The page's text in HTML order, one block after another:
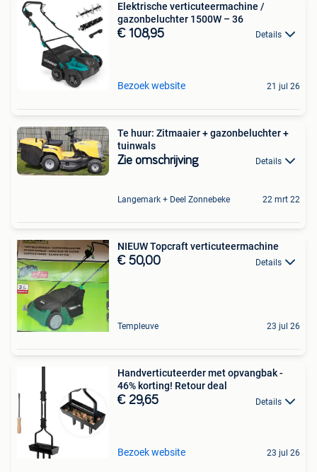
Elektrische verticuteermachine /
gazonbeluchter 1500W – 36
€ 108,95 Details
Bezoek website 21 jul 26
Te huur: Zitmaaier + gazonbeluchter +
tuinwals
Zie omschrijving Details
Langemark + Deel Zonnebeke 22 mrt 22
NIEUW Topcraft verticuteermachine
€ 50,00 Details
Templeuve 23 jul 26
Handverticuteerder met opvangbak -
46% korting! Retour deal
€ 29,65 Details
Bezoek website 23 jul 26